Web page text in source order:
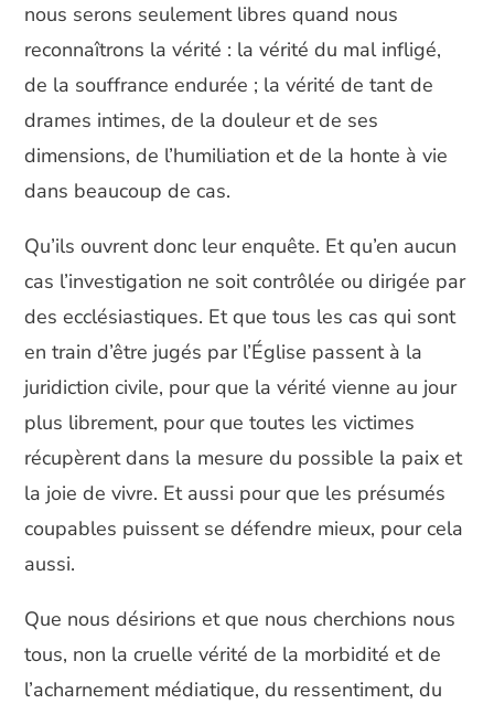
nous serons seulement libres quand nous
reconnaîtrons la vérité : la vérité du mal infligé,
de la souffrance endurée ; la vérité de tant de
drames intimes, de la douleur et de ses
dimensions, de l’humiliation et de la honte à vie
dans beaucoup de cas.
Qu’ils ouvrent donc leur enquête. Et qu’en aucun
cas l’investigation ne soit contrôlée ou dirigée par
des ecclésiastiques. Et que tous les cas qui sont
en train d’être jugés par l’Église passent à la
juridiction civile, pour que la vérité vienne au jour
plus librement, pour que toutes les victimes
récupèrent dans la mesure du possible la paix et
la joie de vivre. Et aussi pour que les présumés
coupables puissent se défendre mieux, pour cela
aussi.
Que nous désirions et que nous cherchions nous
tous, non la cruelle vérité de la morbidité et de
l’acharnement médiatique, du ressentiment, du